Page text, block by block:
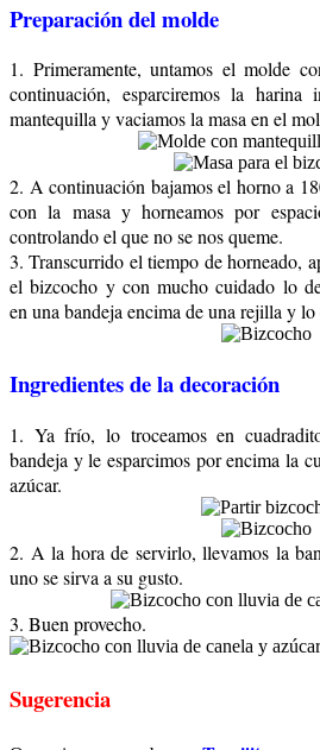
Preparación del molde
1. Primeramente, untamos el molde
continuación, esparciremos la
mantequilla y vaciamos la masa en el
2. A continuación bajamos el horno a
con la masa y horneamos por
controlando el que no se nos queme.
3. Transcurrido el tiempo de horneado,
el bizcocho y con mucho cuidado lo
en una bandeja encima de una rejilla y
Ingredientes de la decoración
1. Ya frío, lo troceamos en
bandeja y le esparcimos por encima la
azúcar.
2. A la hora de servirlo, llevamos la
uno se sirva a su gusto.
3. Buen provecho.
Sugerencia